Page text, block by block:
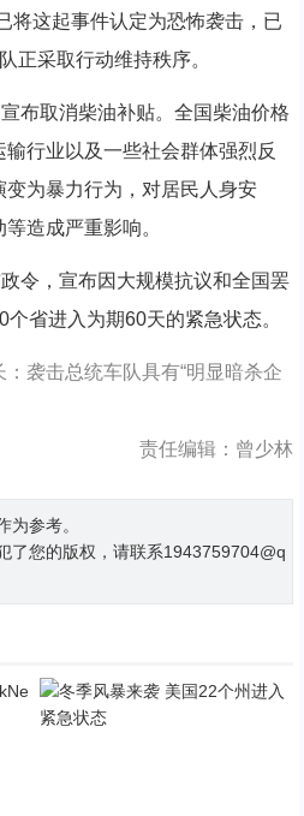
将这起事件认定为恐怖袭击，已
正采取行动维持秩序。
取消柴油补贴。全国柴油价格
行业以及一些社会群体强烈反
为暴力行为，对居民人身安
造成严重影响。
，宣布因大规模抗议和全国罢
省进入为期60天的紧急状态。
袭击总统车队具有“明显暗杀企
责任编辑：曾少林
为参考。
了您的版权，请联系1943759704@q